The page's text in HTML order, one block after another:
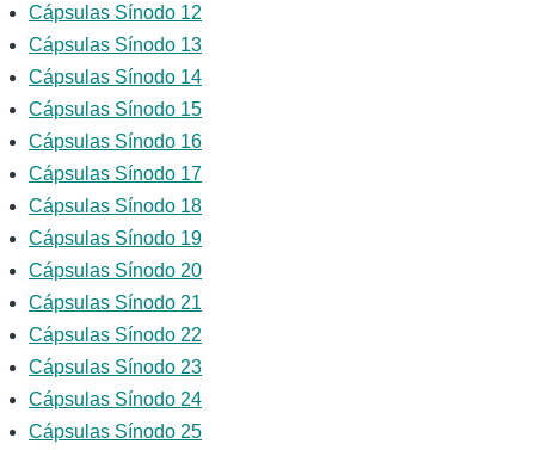
Cápsulas Sínodo 12
Cápsulas Sínodo 13
Cápsulas Sínodo 14
Cápsulas Sínodo 15
Cápsulas Sínodo 16
Cápsulas Sínodo 17
Cápsulas Sínodo 18
Cápsulas Sínodo 19
Cápsulas Sínodo 20
Cápsulas Sínodo 21
Cápsulas Sínodo 22
Cápsulas Sínodo 23
Cápsulas Sínodo 24
Cápsulas Sínodo 25